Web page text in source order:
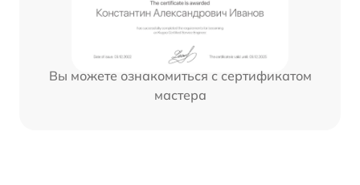
Вы можете ознакомиться с сертификатом
мастера